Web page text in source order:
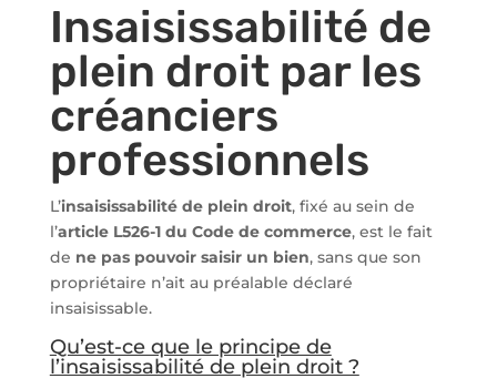
Insaisissabilité de
plein droit par les
créanciers
professionnels
L’insaisissabilité de plein droit, fixé au sein de
l’article L526-1 du Code de commerce, est le fait
de ne pas pouvoir saisir un bien, sans que son
propriétaire n’ait au préalable déclaré
insaisissable.
Qu’est-ce que le principe de
l’insaisissabilité de plein droit ?